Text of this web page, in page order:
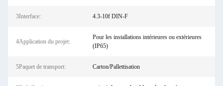
3Interface: 4.3-10f DIN-F
4Application du projet:
Pour les installations intérieures ou extérieures
(IP65)
5Paquet de transport: Carton/Pallettisation